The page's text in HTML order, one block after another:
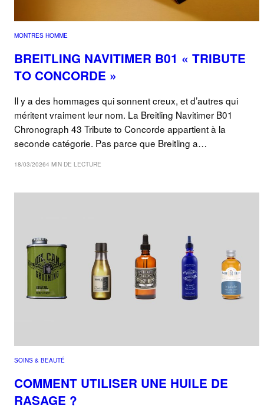
MONTRES HOMME
BREITLING NAVITIMER B01 « TRIBUTE
TO CONCORDE »
Il y a des hommages qui sonnent creux, et d’autres qui
méritent vraiment leur nom. La Breitling Navitimer B01
Chronograph 43 Tribute to Concorde appartient à la
seconde catégorie. Pas parce que Breitling a…
18/03/20264 MIN DE LECTURE
SOINS & BEAUTÉ
COMMENT UTILISER UNE HUILE DE
RASAGE ?